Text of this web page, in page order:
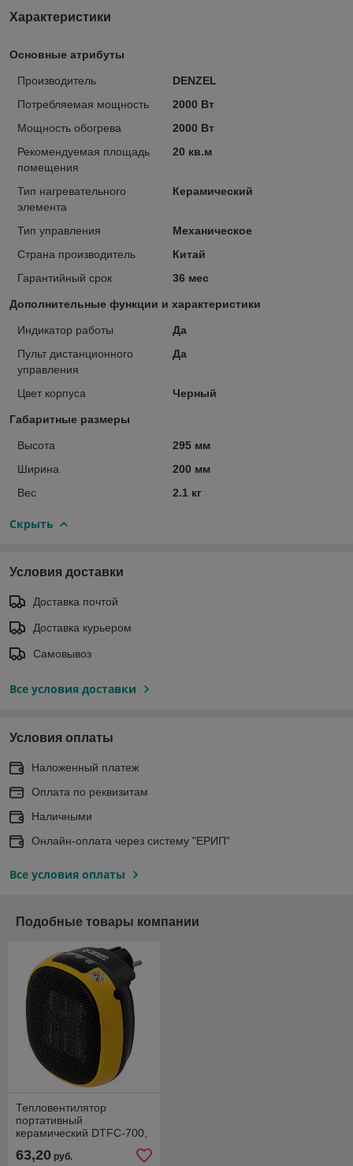
Характеристики
Основные атрибуты
Производитель
DENZEL
Потребляемая мощность
2000 Вт
Мощность обогрева
2000 Вт
Рекомендуемая площадь
помещения
20 кв.м
Тип нагревательного
элемента
Керамический
Тип управления
Механическое
Страна производитель
Китай
Гарантийный срок
36 мес
Дополнительные функции и характеристики
Индикатор работы
Да
Пульт дистанционного
управления
Да
Цвет корпуса Черный
Габаритные размеры
Высота
295 мм
Ширина
200 мм
Вес
2.1 кг
Скрыть
Условия доставки
Доставка почтой
Доставка курьером
Самовывоз
Все условия доставки
Условия оплаты
Наложенный платеж
Оплата по реквизитам
Наличными
Онлайн-оплата через систему "ЕРИП"
Все условия оплаты
Подобные товары компании
Тепловентилятор
портативный
керамический DTFC-700,
3 реж. вентилятор, нагрев
700 Вт // Denzel
63,20 руб.